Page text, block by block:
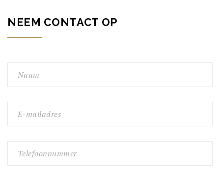
NEEM CONTACT OP